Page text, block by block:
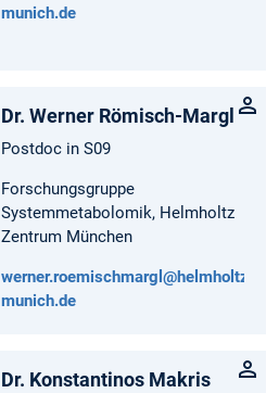
munich.de
Dr. Werner Römisch-Margl
Postdoc in S09
Forschungsgruppe
Systemmetabolomik, Helmholtz
Zentrum München
werner.roemischmargl@helmholtz-
munich.de
Dr. Konstantinos Makris